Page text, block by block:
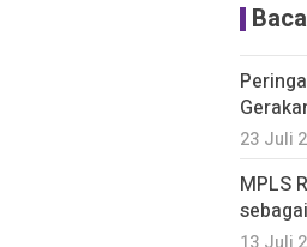
23 Juli
MPLS